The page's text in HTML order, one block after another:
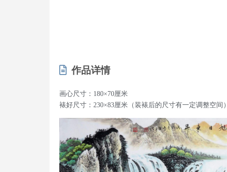
作品详情
画心尺寸：180×70厘米
裱好尺寸：230×83厘米（装裱后的尺寸有一定调整空间）